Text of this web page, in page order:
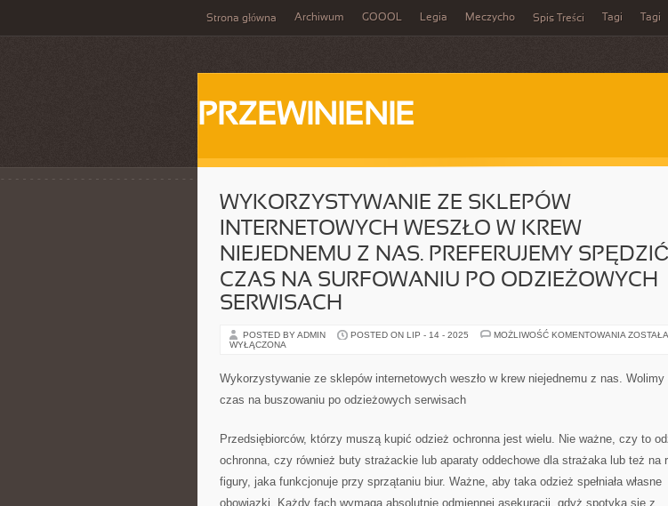
Strona główna Archiwum GOOOL Legia Meczycho Spis Treści Tagi Tagi
PRZEWINIENIE
WYKORZYSTYWANIE ZE SKLEPÓW
INTERNETOWYCH WESZŁO W KREW
NIEJEDNEMU Z NAS. PREFERUJEMY SPĘDZIĆ
CZAS NA SURFOWANIU PO ODZIEŻOWYCH
SERWISACH
POSTED BY ADMIN POSTED ON LIP - 14 - 2025 MOŻLIWOŚĆ KOMENTOWANIA
WESZŁO
W
SPĘDZIĆ
NA
PO
ZOSTAŁA
WYŁĄCZONA
Wykorzystywanie ze sklepów internetowych weszło w krew niejednemu z nas. Wolimy
czas na buszowaniu po odzieżowych serwisach
Przedsiębiorców, którzy muszą kupić odzież ochronna jest wielu. Nie ważne, czy to
ochronna, czy również buty strażackie lub aparaty oddechowe dla strażaka lub też na
figury, jaka funkcjonuje przy sprzątaniu biur. Ważne, aby taka odzież spełniała własne
obowiązki. Każdy fach wymaga absolutnie odmiennej asekuracji, gdyż spotyka się z